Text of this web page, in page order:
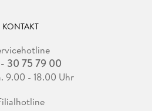
KONTAKT
30 75 79 00
9.00 - 18.00 Uhr